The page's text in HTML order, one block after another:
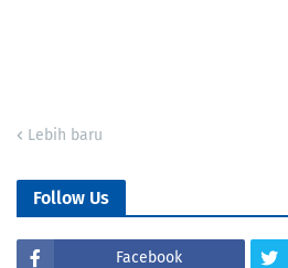
Lebih baru
Follow Us
Facebook